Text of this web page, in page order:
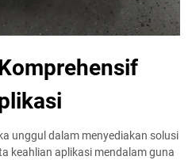
unggul dalam menyediakan solusi
keahlian aplikasi mendalam guna